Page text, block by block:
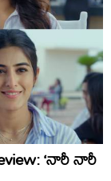
‘నారీ నారీ